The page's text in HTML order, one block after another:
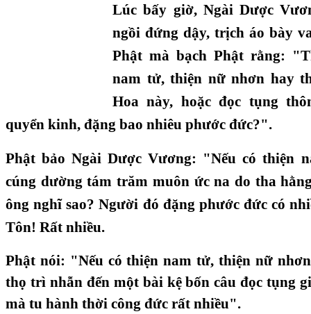
Lúc bấy giờ, Ngài Dược
ngồi đứng dậy, trịch áo bày
Phật mà bạch Phật rằng:
nam tử, thiện nữ nhơn hay
Hoa này, hoặc đọc tụng
quyển kinh, đặng bao nhiêu phước đức?".
Phật bảo Ngài Dược Vương: "Nếu có thiện
cúng dường tám trăm muôn ức na do tha
ông nghĩ sao? Người đó đặng phước đức có
Tôn! Rất nhiều.
Phật nói: "Nếu có thiện nam tử, thiện nữ
thọ trì nhẫn đến một bài kệ bốn câu đọc tụng
mà tu hành thời công đức rất nhiều".